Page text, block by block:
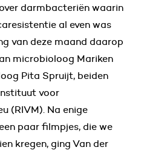
darmbacteriën waarin
al even was
van deze maand daarop
microbioloog Mariken
Pita Spruijt, beiden
voor
(RIVM). Na enige
paar filmpjes, die we
kregen, ging Van der